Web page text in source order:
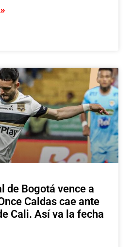
de Bogotá vence a
Caldas cae ante
Cali. Así va la fecha